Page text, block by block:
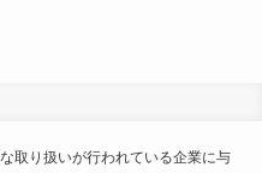
取り扱いが行われている企業に与